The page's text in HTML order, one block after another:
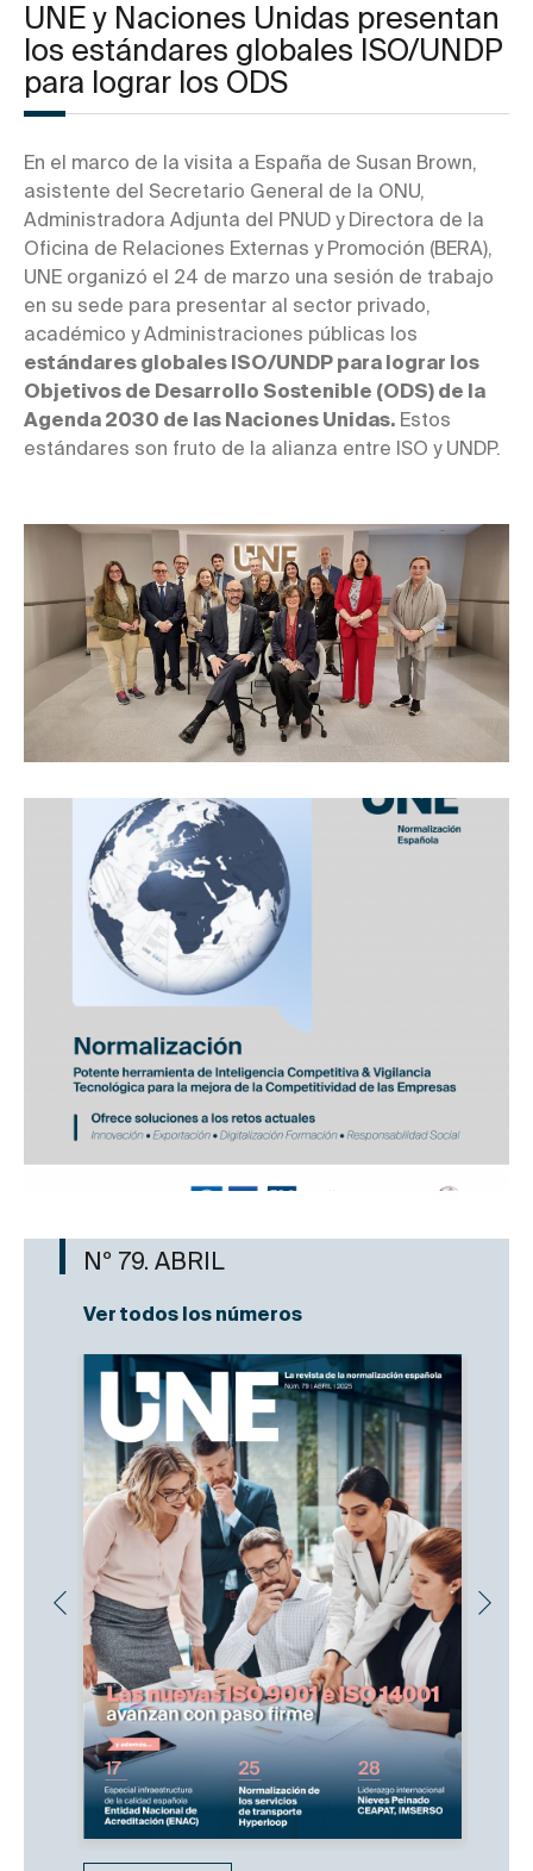
UNE y Naciones Unidas presentan
los estándares globales ISO/UNDP
para lograr los ODS
En el marco de la visita a España de Susan Brown,
asistente del Secretario General de la ONU,
Administradora Adjunta del PNUD y Directora de la
Oficina de Relaciones Externas y Promoción (BERA),
UNE organizó el 24 de marzo una sesión de trabajo
en su sede para presentar al sector privado,
académico y Administraciones públicas los
estándares globales ISO/UNDP para lograr los
Objetivos de Desarrollo Sostenible (ODS) de la
Agenda 2030 de las Naciones Unidas. Estos
estándares son fruto de la alianza entre ISO y UNDP.
Nº 79. ABRIL
Ver todos los números